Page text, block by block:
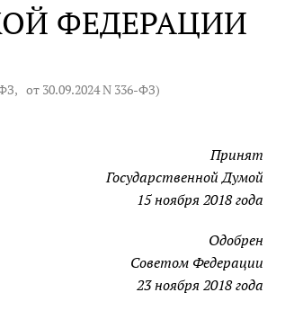
ФЕДЕРАЦИИ
, от 30.09.2024 N 336-ФЗ)
Принят
Государственной Думой
15 ноября 2018 года
Одобрен
Советом Федерации
23 ноября 2018 года